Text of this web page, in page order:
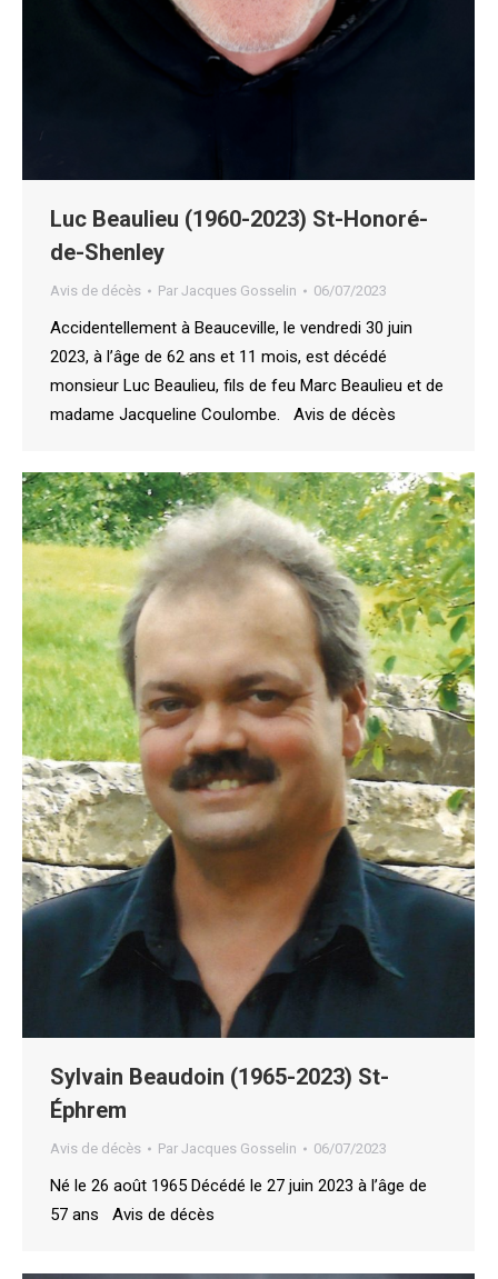
Luc Beaulieu (1960-2023) St-Honoré-
de-Shenley
Avis de décès Par Jacques Gosselin 06/07/2023
Accidentellement à Beauceville, le vendredi 30 juin
2023, à l’âge de 62 ans et 11 mois, est décédé
monsieur Luc Beaulieu, fils de feu Marc Beaulieu et de
madame Jacqueline Coulombe. Avis de décès
Sylvain Beaudoin (1965-2023) St-
Éphrem
Avis de décès Par Jacques Gosselin 06/07/2023
Né le 26 août 1965 Décédé le 27 juin 2023 à l’âge de
57 ans Avis de décès